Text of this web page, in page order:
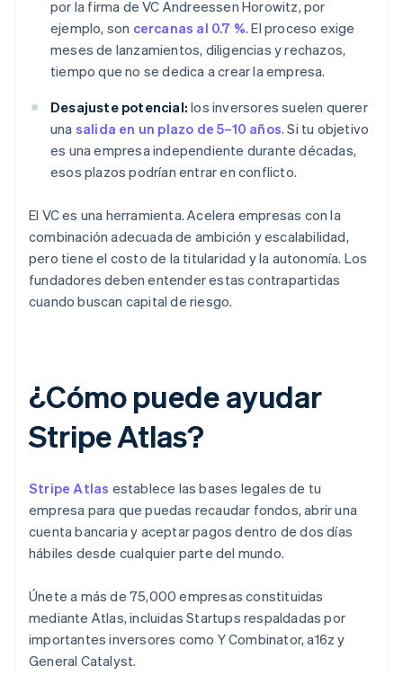
por la firma de VC Andreessen Horowitz, por
ejemplo, son cercanas al 0.7 %. El proceso exige
meses de lanzamientos, diligencias y rechazos,
tiempo que no se dedica a crear la empresa.
Desajuste potencial: los inversores suelen querer
una salida en un plazo de 5–10 años. Si tu objetivo
es una empresa independiente durante décadas,
esos plazos podrían entrar en conflicto.
El VC es una herramienta. Acelera empresas con la
combinación adecuada de ambición y escalabilidad,
pero tiene el costo de la titularidad y la autonomía. Los
fundadores deben entender estas contrapartidas
cuando buscan capital de riesgo.
¿Cómo puede ayudar
Stripe Atlas?
Stripe Atlas establece las bases legales de tu
empresa para que puedas recaudar fondos, abrir una
cuenta bancaria y aceptar pagos dentro de dos días
hábiles desde cualquier parte del mundo.
Únete a más de 75,000 empresas constituidas
mediante Atlas, incluidas Startups respaldadas por
importantes inversores como Y Combinator, a16z y
General Catalyst.